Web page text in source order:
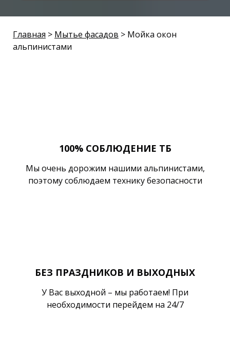
Главная > Мытье фасадов > Мойка окон
альпинистами
100% СОБЛЮДЕНИЕ ТБ
Мы очень дорожим нашими альпинистами,
поэтому соблюдаем технику безопасности
БЕЗ ПРАЗДНИКОВ И ВЫХОДНЫХ
У Вас выходной – мы работаем! При
необходимости перейдем на 24/7